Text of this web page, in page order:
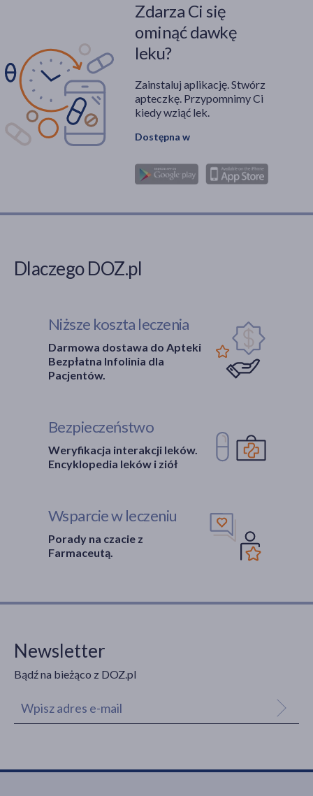
przeciwwskazania do
stosowania
adaptogenów?
niniejszym artykule.
Zdarza Ci się
ominąć dawkę
leku?
Zainstaluj aplikację. Stwórz
apteczkę. Przypomnimy Ci
kiedy wziąć lek.
Dostępna w
Dlaczego DOZ.pl
Niższe koszta leczenia
Darmowa dostawa do Apteki
Bezpłatna Infolinia dla
Pacjentów.
Bezpieczeństwo
Weryfikacja interakcji leków.
Encyklopedia leków i ziół
Wsparcie w leczeniu
Porady na czacie z
Farmaceutą.
Newsletter
Bądź na bieżąco z DOZ.pl